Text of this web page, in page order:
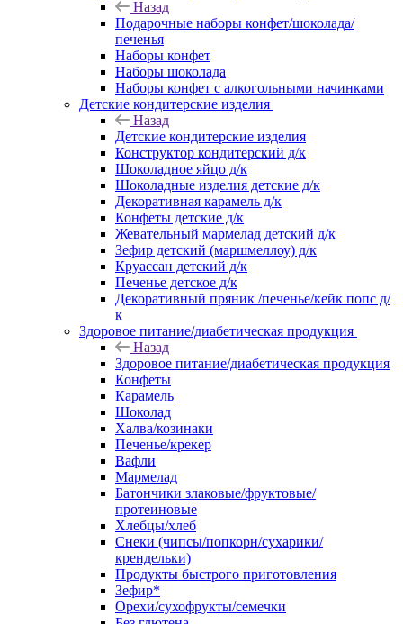
Назад
Подарочные наборы конфет/шоколада/
печенья
Наборы конфет
Наборы шоколада
Наборы конфет с алкогольными начинками
Детские кондитерские изделия
Назад
Детские кондитерские изделия
Конструктор кондитерский д/к
Шоколадное яйцо д/к
Шоколадные изделия детские д/к
Декоративная карамель д/к
Конфеты детские д/к
Жевательный мармелад детский д/к
Зефир детский (маршмеллоу) д/к
Круассан детский д/к
Печенье детское д/к
Декоративный пряник /печенье/кейк попс д/
к
Здоровое питание/диабетическая продукция
Назад
Здоровое питание/диабетическая продукция
Конфеты
Карамель
Шоколад
Халва/козинаки
Печенье/крекер
Вафли
Мармелад
Батончики злаковые/фруктовые/
протеиновые
Хлебцы/хлеб
Снеки (чипсы/попкорн/сухарики/
крендельки)
Продукты быстрого приготовления
Зефир*
Орехи/сухофрукты/семечки